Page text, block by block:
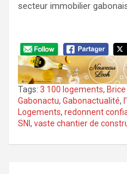
secteur immobilier
Tags: 3 100 logements,
Gabonactu, Gabonactualité,
Logements, redonnent
SNI , vaste chantier de